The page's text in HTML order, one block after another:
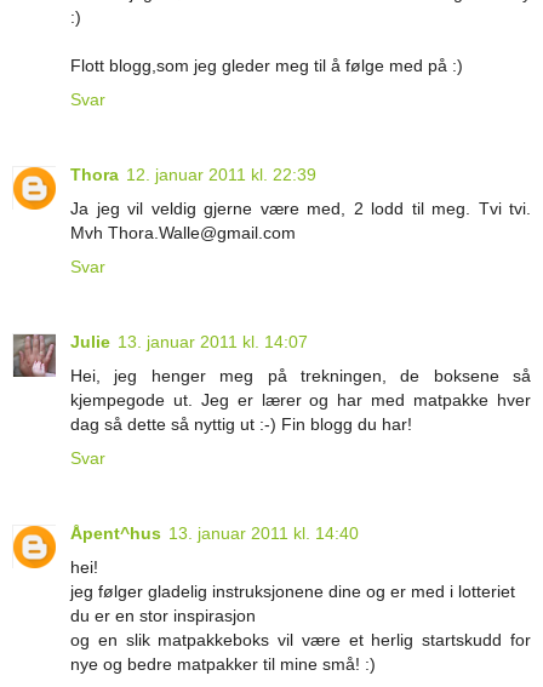
:)
Flott blogg,som jeg gleder meg til å følge med på :)
Svar
Thora 12. januar 2011 kl. 22:39
Ja jeg vil veldig gjerne være med, 2 lodd til meg. Tvi tvi.
Mvh Thora.Walle@gmail.com
Svar
Julie 13. januar 2011 kl. 14:07
Hei, jeg henger meg på trekningen, de boksene så
kjempegode ut. Jeg er lærer og har med matpakke hver
dag så dette så nyttig ut :-) Fin blogg du har!
Svar
Åpent^hus 13. januar 2011 kl. 14:40
hei!
jeg følger gladelig instruksjonene dine og er med i lotteriet
du er en stor inspirasjon
og en slik matpakkeboks vil være et herlig startskudd for
nye og bedre matpakker til mine små! :)